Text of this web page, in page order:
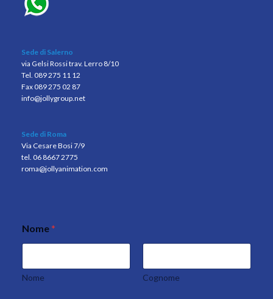
Sede di Salerno
via Gelsi Rossi trav. Lerro 8/10
Tel. 089 275 11 12
Fax 089 275 02 87
info@jollygroup.net
Sede di Roma
Via Cesare Bosi 7/9
tel. 06 8667 2775
roma@jollyanimation.com
E
m
i
l
Nome*
Nome Cognome